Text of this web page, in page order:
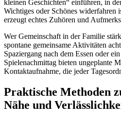
kleinen Geschichten“ einführen, in
Wichtiges oder Schönes widerfahren
erzeugt echtes Zuhören und
Wer Gemeinschaft in der Familie
spontane gemeinsame Aktivitäten
Spaziergang nach dem Essen oder
Spielenachmittag bieten ungeplante
Kontaktaufnahme, die jeder
Praktische Methoden
Nähe und